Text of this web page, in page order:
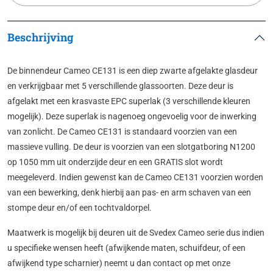
Beschrijving
De binnendeur Cameo CE131 is een diep zwarte afgelakte glasdeur
en verkrijgbaar met 5 verschillende glassoorten. Deze deur is
afgelakt met een krasvaste EPC superlak (3 verschillende kleuren
mogelijk). Deze superlak is nagenoeg ongevoelig voor de inwerking
van zonlicht. De Cameo CE131 is standaard voorzien van een
massieve vulling. De deur is voorzien van een slotgatboring N1200
op 1050 mm uit onderzijde deur en een GRATIS slot wordt
meegeleverd. Indien gewenst kan de Cameo CE131 voorzien worden
van een bewerking, denk hierbij aan pas- en arm schaven van een
stompe deur en/of een tochtvaldorpel.
Maatwerk is mogelijk bij deuren uit de Svedex Cameo serie dus indien
u specifieke wensen heeft (afwijkende maten, schuifdeur, of een
afwijkend type scharnier) neemt u dan contact op met onze